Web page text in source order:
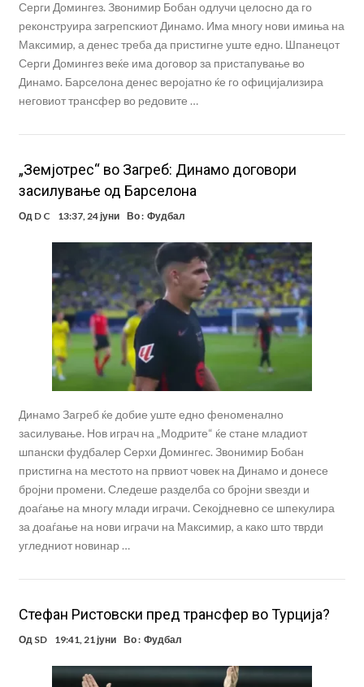
Серги Домингез. Звонимир Бобан одлучи целосно да го
реконструира загрепскиот Динамо. Има многу нови имиња на
Максимир, а денес треба да пристигне уште едно. Шпанецот
Серги Домингез веќе има договор за пристапување во
Динамо. Барселона денес веројатно ќе го официјализира
неговиот трансфер во редовите …
„Земјотрес“ во Загреб: Динамо договори
засилување од Барселона
Од D C 13:37, 24 јуни Во : Фудбал
Динамо Загреб ќе добие уште едно феноменално
засилување. Нов играч на „Модрите“ ќе стане младиот
шпански фудбалер Серхи Домингес. Звонимир Бобан
пристигна на местото на првиот човек на Динамо и донесе
бројни промени. Следеше разделба со бројни ѕвезди и
доаѓање на многу млади играчи. Секојдневно се шпекулира
за доаѓање на нови играчи на Максимир, а како што тврди
угледниот новинар …
Стефан Ристовски пред трансфер во Турција?
Од SD 19:41, 21 јуни Во : Фудбал